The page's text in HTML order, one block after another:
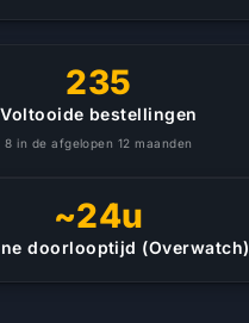
235
Voltooide bestellingen
8 in de afgelopen 12 maanden
~24u
doorlooptijd (Overwatch)